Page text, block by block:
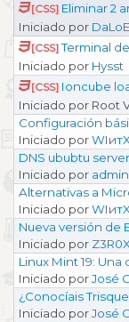
[CSS] Eliminar 2
Iniciado por DaLoE
[CSS] Terminal
Iniciado por Hysst
[CSS] Ioncube
Iniciado por Root
Configuración
Iniciado porWIитX
DNS ububtu server
Iniciado por admin
Alternativas a
Iniciado porWIитX
Nueva versión de
Iniciado por Z3R0X
Linux Mint 19:
Iniciado porJosé G.
¿Conocíais
Iniciado porJosé G.